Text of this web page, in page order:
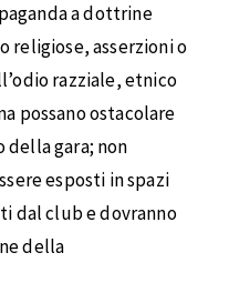
a dottrine
religiose, asserzioni o
razziale, etnico
possano ostacolare
gara; non
esposti in spazi
dal club e dovranno
della